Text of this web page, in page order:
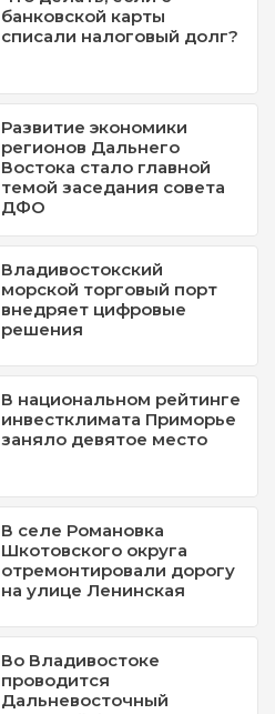
банковской карты
списали налоговый долг?
Развитие экономики
регионов Дальнего
Востока стало главной
темой заседания совета
ДФО
Владивостокский
морской торговый порт
внедряет цифровые
решения
В национальном рейтинге
инвестклимата Приморье
заняло девятое место
В селе Романовка
Шкотовского округа
отремонтировали дорогу
на улице Ленинская
Во Владивостоке
проводится
Дальневосточный